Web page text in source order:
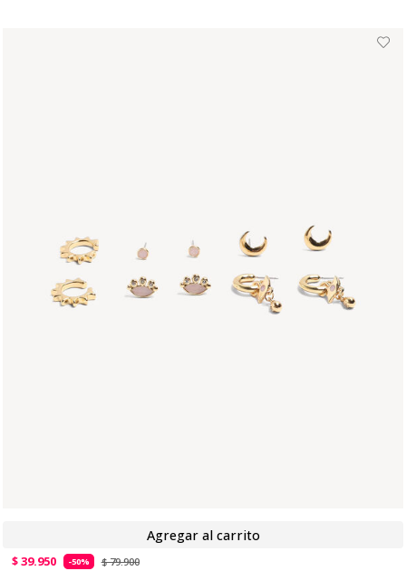
Agregar al carrito
$ 39.950 -50% $ 79.900